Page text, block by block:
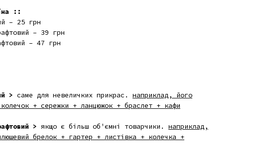
::
– 25 грн
– 39 грн
– 47 грн
> саме для невеличких прикрас. наприклад, його
+ сережки + ланцюжок + браслет + кафи
> якщо є більш об'ємні товарчики. наприклад,
брелок + гартер + листівка + колечка +